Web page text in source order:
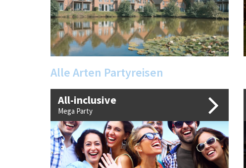
Alle Arten Partyreisen
All-inclusive
Mega Party